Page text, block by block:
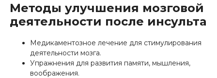
Методы улучшения мозговой
деятельности после инсульта
Медикаментозное лечение для стимулирования
деятельности мозга.
Упражнения для развития памяти, мышления,
воображения.